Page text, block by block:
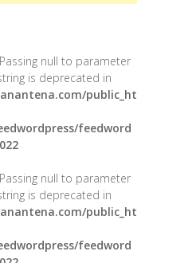
null to parameter
is deprecated in
public_ht
feedword
null to parameter
is deprecated in
public_ht
feedword